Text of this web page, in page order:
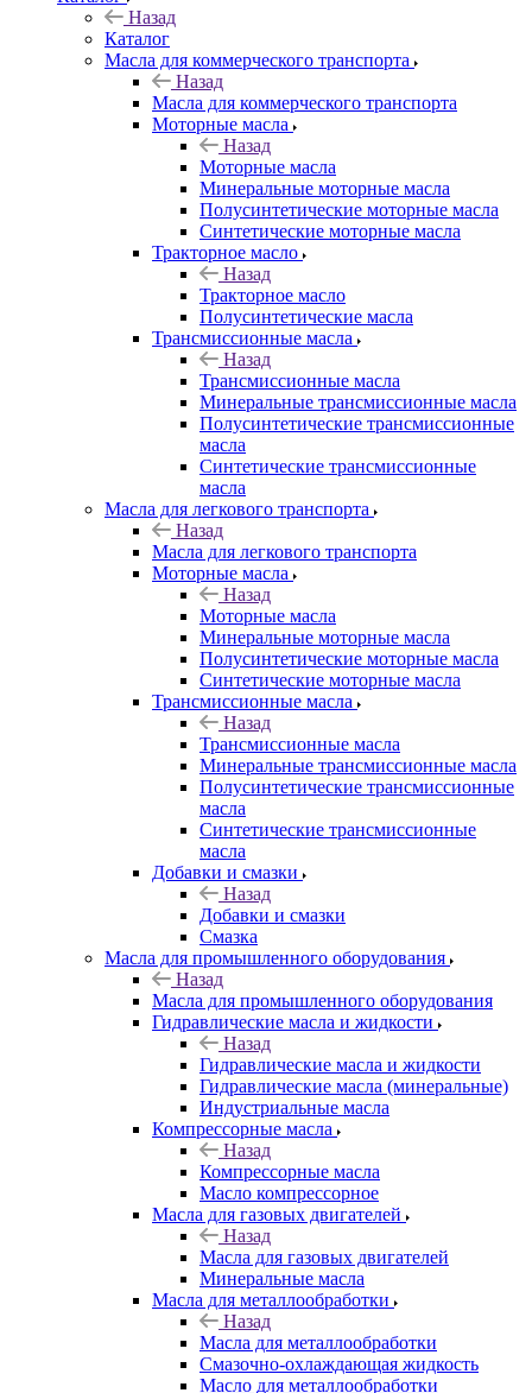
Назад
Каталог
Масла для коммерческого транспорта
Назад
Масла для коммерческого транспорта
Моторные масла
Назад
Моторные масла
Минеральные моторные масла
Полусинтетические моторные масла
Синтетические моторные масла
Тракторное масло
Назад
Тракторное масло
Полусинтетические масла
Трансмиссионные масла
Назад
Трансмиссионные масла
Минеральные трансмиссионные масла
Полусинтетические трансмиссионные
масла
Синтетические трансмиссионные
масла
Масла для легкового транспорта
Назад
Масла для легкового транспорта
Моторные масла
Назад
Моторные масла
Минеральные моторные масла
Полусинтетические моторные масла
Синтетические моторные масла
Трансмиссионные масла
Назад
Трансмиссионные масла
Минеральные трансмиссионные масла
Полусинтетические трансмиссионные
масла
Синтетические трансмиссионные
масла
Добавки и смазки
Назад
Добавки и смазки
Смазка
Масла для промышленного оборудования
Назад
Масла для промышленного оборудования
Гидравлические масла и жидкости
Назад
Гидравлические масла и жидкости
Гидравлические масла (минеральные)
Индустриальные масла
Компрессорные масла
Назад
Компрессорные масла
Масло компрессорное
Масла для газовых двигателей
Назад
Масла для газовых двигателей
Минеральные масла
Масла для металлообработки
Назад
Масла для металлообработки
Смазочно-охлаждающая жидкость
Масло для металлообработки